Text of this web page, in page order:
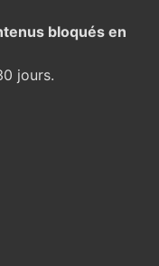
bloqués en
jours.